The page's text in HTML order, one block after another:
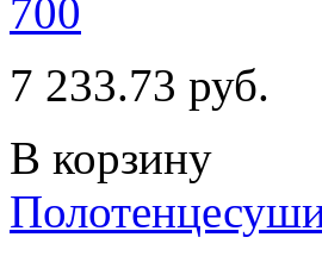
700
7 233.73 руб.
В корзину